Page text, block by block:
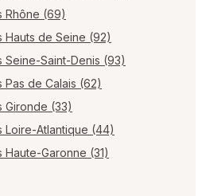
Rhône (69)
Hauts de Seine (92)
Seine-Saint-Denis (93)
de Calais (62)
Gironde (33)
Loire-Atlantique (44)
Garonne (31)